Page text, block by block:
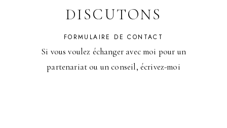
DISCUTONS
FORMULAIRE DE CONTACT
Si vous voulez échanger avec moi pour un
partenariat ou un conseil, écrivez-moi